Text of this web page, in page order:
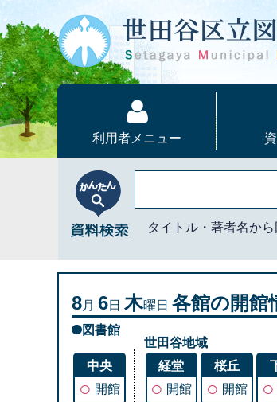
利用者メニュー
タイトル・著者名か
8月 6日 木曜日 各館の開館
図書館
中央
○ 開館
世田谷地域
経堂
○ 開館
桜丘
○ 開館 ○